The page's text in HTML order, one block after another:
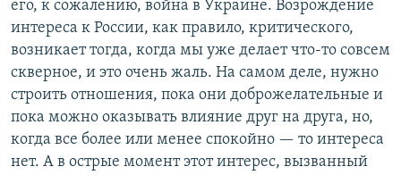
его, к сожалению, война в Украине. Возрождение
интереса к России, как правило, критического,
возникает тогда, когда мы уже делает что-то совсем
скверное, и это очень жаль. На самом деле, нужно
строить отношения, пока они доброжелательные и
пока можно оказывать влияние друг на друга, но,
когда все более или менее спокойно — то интереса
нет. А в острые момент этот интерес, вызванный